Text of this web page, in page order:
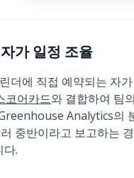
가 일정 조율
에 직접 예약되는 자
코어카드와 결합하여 팀
Analytics의
중반이라고 보고하는
.